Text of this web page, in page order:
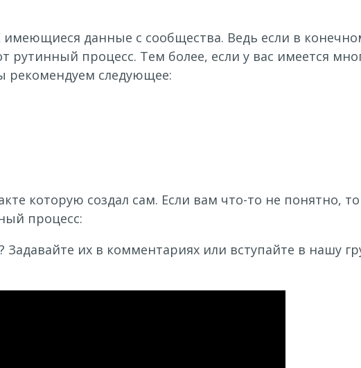
имеющиеся данные с сообщества. Ведь если в
рутинный процесс. Тем более, если у вас имеется
рекомендуем следующее:
которую создал сам. Если вам что-то не понятно,
процесс:
их в комментариях или вступайте в нашу